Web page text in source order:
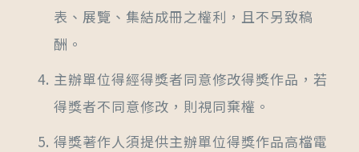
表、展覽、集結成冊之權利，且不另致稿
酬。
主辦單位得經得獎者同意修改得獎作品，若
得獎者不同意修改，則視同棄權。
得獎著作人須提供主辦單位得獎作品高檔電